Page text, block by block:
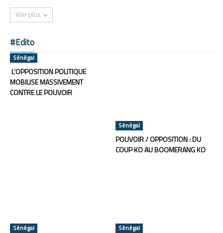
Voir plus
#Edito
Sénégal
L’OPPOSITION POLITIQUE
MOBILISE MASSIVEMENT
CONTRE LE POUVOIR
Sénégal
POUVOIR / OPPOSITION : DU
COUP KO AU BOOMERANG KO
Sénégal Sénégal